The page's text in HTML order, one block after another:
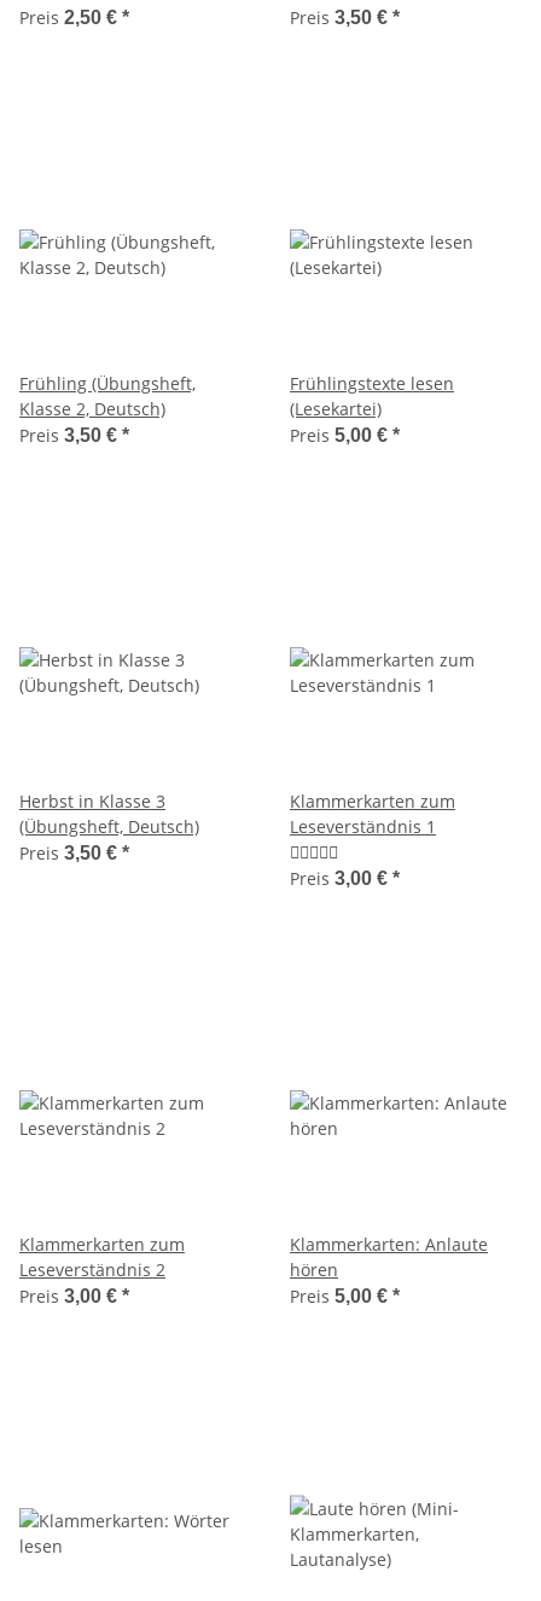
Preis 2,50 € *
Preis 3,50 € *
Frühling (Übungsheft,
Klasse 2, Deutsch)
Preis 3,50 € *
Frühlingstexte lesen
(Lesekartei)
Preis 5,00 € *
Herbst in Klasse 3
(Übungsheft, Deutsch)
Preis 3,50 € *
Klammerkarten zum
Leseverständnis 1
Preis 3,00 € *
Klammerkarten zum
Leseverständnis 2
Preis 3,00 € *
Klammerkarten: Anlaute
hören
Preis 5,00 € *